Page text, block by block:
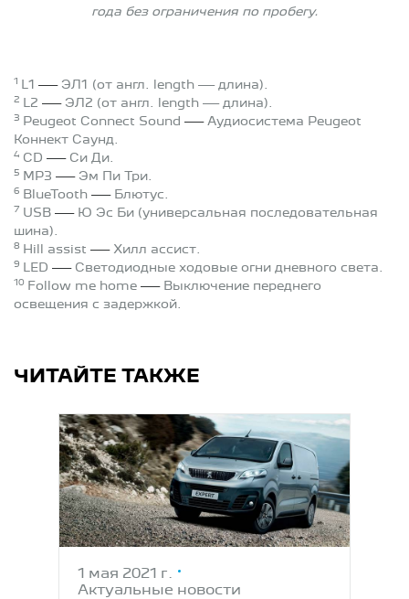
года без ограничения по пробегу.
1 L1 — ЭЛ1 (от англ. length — длина).
2 L2 — ЭЛ2 (от англ. length — длина).
3 Peugeot Connect Sound — Аудиосистема Peugeot
Коннект Саунд.
4 CD — Си Ди.
5 MP3 — Эм Пи Три.
6 BlueTooth — Блютус.
7 USB — Ю Эс Би (универсальная последовательная
шина).
8 Hill assist — Хилл ассист.
9 LED — Светодиодные ходовые огни дневного света.
10 Follow me home — Выключение переднего
освещения с задержкой.
ЧИТАЙТЕ ТАКЖЕ
1 мая 2021 г.
Актуальные новости